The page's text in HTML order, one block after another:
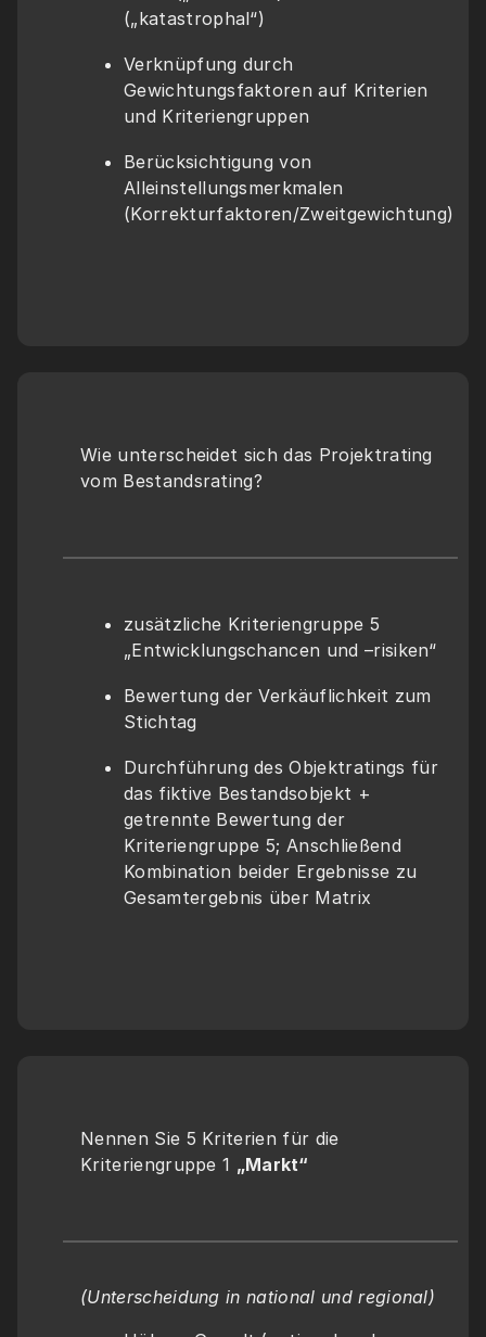
(„katastrophal“)
Verknüpfung durch
Gewichtungsfaktoren auf Kriterien
und Kriteriengruppen
Berücksichtigung von
Alleinstellungsmerkmalen
(Korrekturfaktoren/Zweitgewichtung)
Wie unterscheidet sich das Projektrating
vom Bestandsrating?
zusätzliche Kriteriengruppe 5
„Entwicklungschancen und –risiken“
Bewertung der Verkäuflichkeit zum
Stichtag
Durchführung des Objektratings für
das fiktive Bestandsobjekt +
getrennte Bewertung der
Kriteriengruppe 5; Anschließend
Kombination beider Ergebnisse zu
Gesamtergebnis über Matrix
Nennen Sie 5 Kriterien für die
Kriteriengruppe 1 „Markt“
(Unterscheidung in national und regional)